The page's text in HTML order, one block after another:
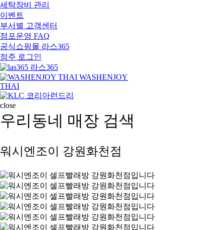
세탁장비 관리
이벤트
부서별 고객센터
점포운영 FAQ
공식쇼핑몰 라스365
점주 로그인
라스365
WASHENJOY
THAI
코리아런드리
close
우리동네 매장 검색
워시엔조이 강원화천점